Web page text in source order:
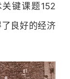
键课题152
良好的经济